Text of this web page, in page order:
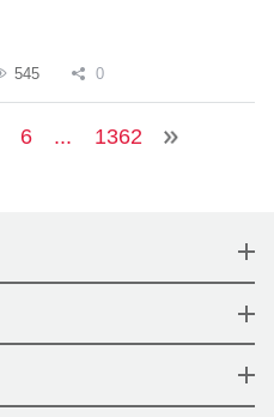
545 0
6 ... 1362